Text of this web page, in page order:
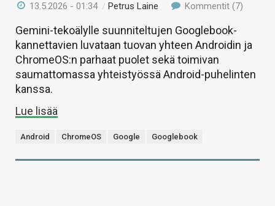
13.5.2026 - 01:34 / Petrus Laine Kommentit (7)
Gemini-tekoälylle suunniteltujen Googlebook-
kannettavien luvataan tuovan yhteen Androidin ja
ChromeOS:n parhaat puolet sekä toimivan
saumattomassa yhteistyössä Android-puhelinten
kanssa.
Lue lisää
Android ChromeOS Google Googlebook